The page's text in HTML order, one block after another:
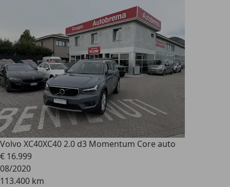
Volvo XC40XC40 2.0 d3 Momentum Core auto
€ 16.999
08/2020
113.400 km